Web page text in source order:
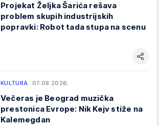
Projekat Željka Šarića rešava
problem skupih industrijskih
popravki: Robot tada stupa na scenu
KULTURA 07.08.2026.
Večeras je Beograd muzička
prestonica Evrope: Nik Kejv stiže na
Kalemegdan